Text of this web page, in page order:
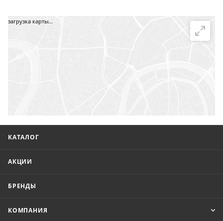
загрузка карты...
КАТАЛОГ
АКЦИИ
БРЕНДЫ
КОМПАНИЯ